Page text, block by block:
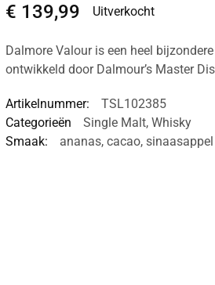
€ 139,99 Uitverkocht
Dalmore Valour is een heel
ontwikkeld door Dalmour’s Master
Artikelnummer:
TSL102385
Categorieën
Single Malt, Whisky
Smaak:
ananas, cacao, sinaasappel